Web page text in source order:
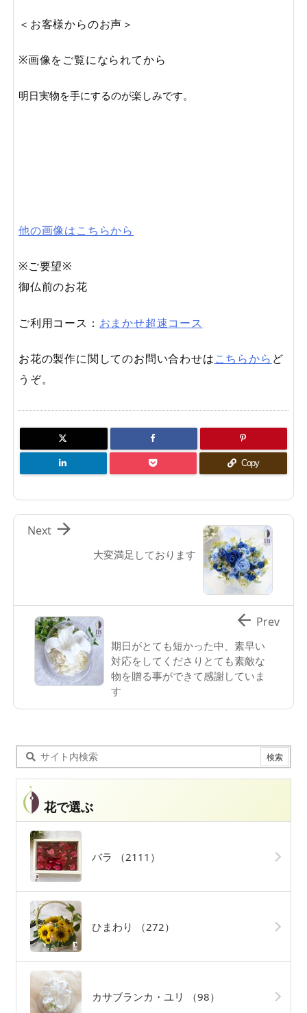
＜お客様からのお声＞
※画像をご覧になられてから
明日実物を手にするのが楽しみです。
他の画像はこちらから
※ご要望※
御仏前のお花
ご利用コース： おまかせ超速コース
お花の製作に関してのお問い合わせはこちらから ど
うぞ。
Copy
大変満足しております

Next
期日がとても短かった中、素早い
対応をしてくださりとても素敵な
物を贈る事ができて感謝していま
す
 Prev
花で選ぶ
バラ （2111）
ひまわり （272）
カサブランカ・ユリ （98）